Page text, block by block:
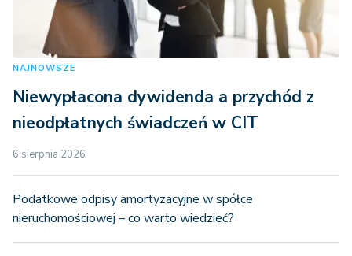
NAJNOWSZE
Niewypłacona dywidenda a przychód z
nieodpłatnych świadczeń w CIT
6 sierpnia 2026
Podatkowe odpisy amortyzacyjne w spółce
nieruchomościowej – co warto wiedzieć?